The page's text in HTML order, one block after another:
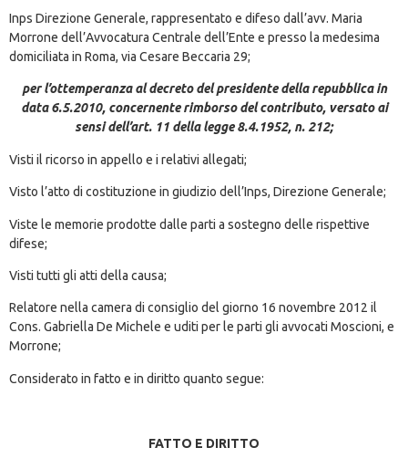
Inps Direzione Generale, rappresentato e difeso dall’avv. Maria
Morrone dell’Avvocatura Centrale dell’Ente e presso la medesima
domiciliata in Roma, via Cesare Beccaria 29;
per l’ottemperanza al decreto del presidente della repubblica in
data 6.5.2010, concernente rimborso del contributo, versato ai
sensi dell’art. 11 della legge 8.4.1952, n. 212;
Visti il ricorso in appello e i relativi allegati;
Visto l’atto di costituzione in giudizio dell’Inps, Direzione Generale;
Viste le memorie prodotte dalle parti a sostegno delle rispettive
difese;
Visti tutti gli atti della causa;
Relatore nella camera di consiglio del giorno 16 novembre 2012 il
Cons. Gabriella De Michele e uditi per le parti gli avvocati Moscioni, e
Morrone;
Considerato in fatto e in diritto quanto segue:
FATTO E DIRITTO